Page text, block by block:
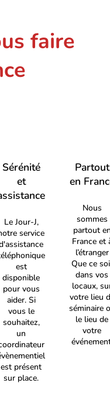
faire
Sérénité
et
Le Jour-J,
service
est
disponible
pour vous
aider. Si
vous le
souhaitez,
un
est présent
sur place.
Partout
en
Nous
sommes
partout
France et
l’étranger
Que ce
dans vos
locaux,
votre lieu
séminaire
le lieu de
votre